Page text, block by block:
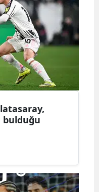
bulduğu